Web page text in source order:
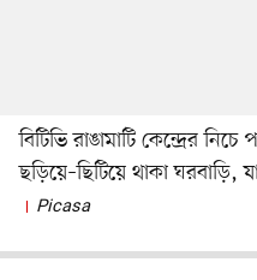
বিটিভি রাঙামাটি কেন্দ্রের
ছড়িয়ে–ছিটিয়ে থাকা ঘরবাড়ি,
Picasa